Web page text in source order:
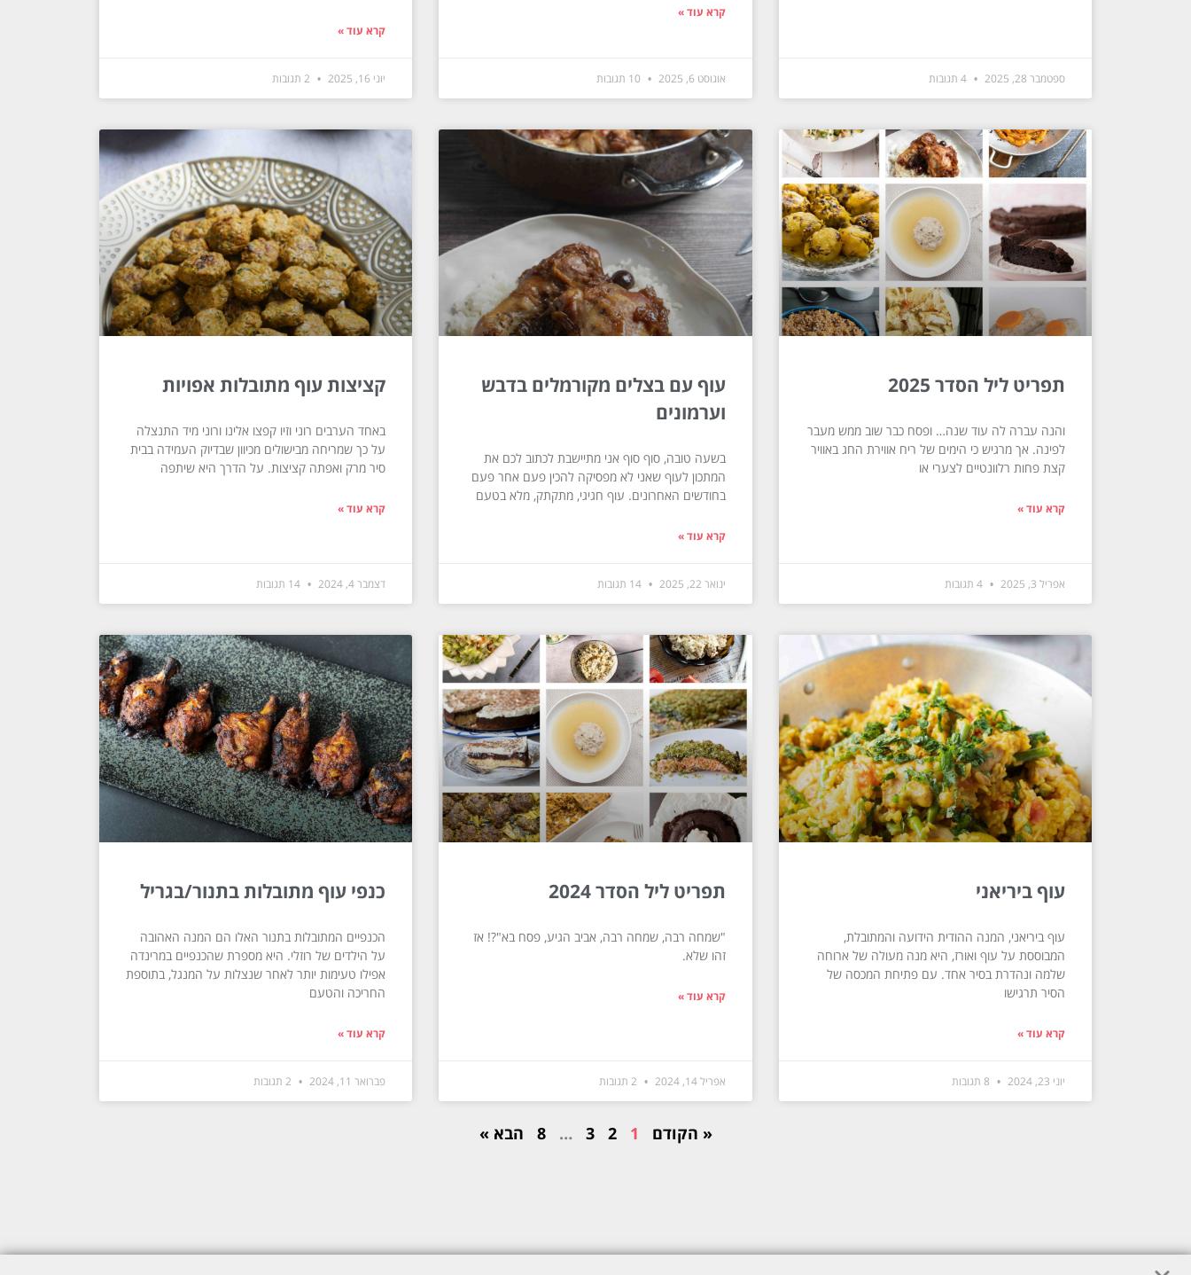
ספטמבר 28, 2025
קרא עוד »
אוגוסט 6, 2025
קרא עוד »
יוני 16, 2025
תפריט ליל הסדר 2025
והנה עברה לה עוד שנה… ופסח כבר שוב ממש מעבר
לפינה. אך מרגיש כי הימים של ריח אווירת החג באוויר
קצת פחות רלוונטיים לצערי או
קרא עוד »
אפריל 3, 2025
עוף עם בצלים מקורמלים בדבש
וערמונים
בשעה טובה, סוף סוף אני מתיישבת לכתוב לכם את
המתכון לעוף שאני לא מפסיקה להכין פעם אחר פעם
בחודשים האחרונים. עוף חגיגי, מתקתק, מלא בטעם
קרא עוד »
ינואר 22, 2025 14 תגובות
קציצות עוף מתובלות אפויות
באחד הערבים רוני וזיו קפצו אלינו ורוני מיד התנצלה
על כך שמריחה מבישולים מכיוון שבדיוק העמידה בבית
סיר מרק ואפתה קציצות. על הדרך היא שיתפה
קרא עוד »
דצמבר 4, 2024
עוף ביריאני
עוף ביריאני, המנה ההודית הידועה והמתובלת,
המבוססת על עוף ואורז, היא מנה מעולה של ארוחה
שלמה ונהדרת בסיר אחד. עם פתיחת המכסה של
הסיר תרגישו
קרא עוד »
יוני 23, 2024
תפריט ליל הסדר 2024
"שמחה רבה, שמחה רבה, אביב הגיע, פסח בא"?! אז
זהו שלא.
קרא עוד »
אפריל 14, 2024
כנפי עוף מתובלות בתנור/בגריל
הכנפיים המתובלות בתנור האלו הם המנה האהובה
על הילדים של רוזלי. היא מספרת שהכנפיים במרינדה
אפילו טעימות יותר לאחר שנצלות על המנגל, בתוספת
החריכה והטעם
קרא עוד »
פברואר 11, 2024
« הקודם 1
2
3
…
8 הבא »